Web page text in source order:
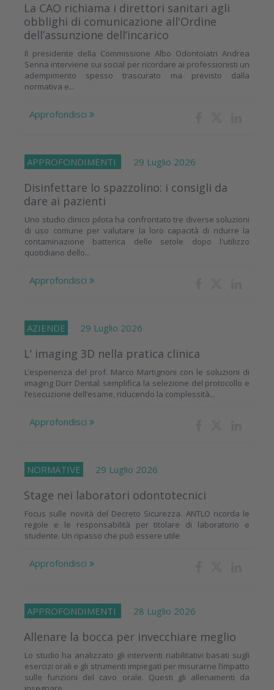
La CAO richiama i direttori sanitari agli
obblighi di comunicazione all'Ordine
dell’assunzione dell’incarico
Il presidente della Commissione Albo Odontoiatri Andrea
Senna interviene sui social per ricordare ai professionisti un
adempimento spesso trascurato ma previsto dalla
normativa e...
Approfondisci
APPROFONDIMENTI 29 Luglio 2026
Disinfettare lo spazzolino: i consigli da
dare ai pazienti
Uno studio clinico pilota ha confrontato tre diverse soluzioni
di uso comune per valutare la loro capacità di ridurre la
contaminazione batterica delle setole dopo l'utilizzo
quotidiano dello...
Approfondisci
AZIENDE 29 Luglio 2026
L’ imaging 3D nella pratica clinica
L’esperienza del prof. Marco Martignoni con le soluzioni di
imaging Dürr Dental: semplifica la selezione del protocollo e
l’esecuzione dell’esame, riducendo la complessità...
Approfondisci
NORMATIVE 29 Luglio 2026
Stage nei laboratori odontotecnici
Focus sulle novità del Decreto Sicurezza. ANTLO ricorda le
regole e le responsabilità per titolare di laboratorio e
studente. Un ripasso che può essere utile
Approfondisci
APPROFONDIMENTI 28 Luglio 2026
Allenare la bocca per invecchiare meglio
Lo studio ha analizzato gli interventi riabilitativi basati sugli
esercizi orali e gli strumenti impiegati per misurarne l’impatto
sulle funzioni del cavo orale. Questi gli allenamenti da